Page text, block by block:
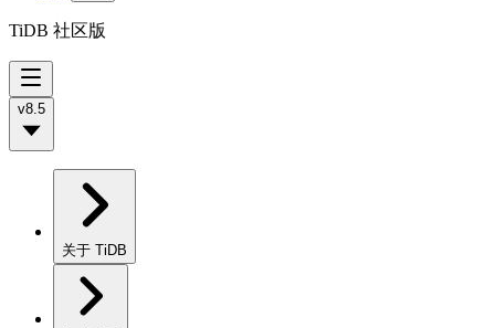
TiDB 社区版
v8.5
关于 TiDB